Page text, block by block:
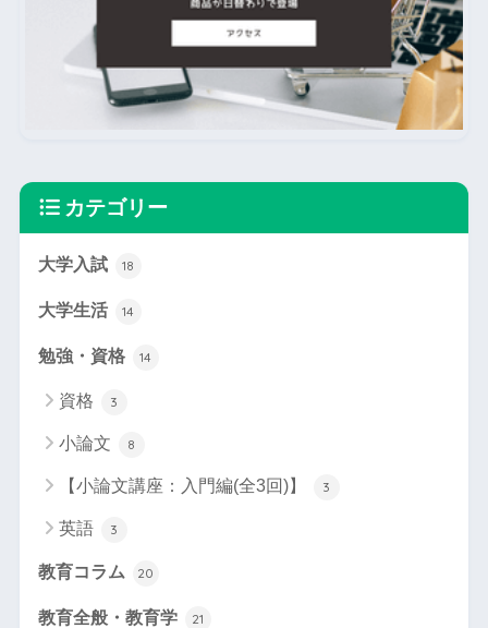
カテゴリー
大学入試 18
大学生活 14
勉強・資格 14
資格 3
小論文 8
【小論文講座：入門編(全3回)】 3
英語 3
教育コラム 20
教育全般・教育学 21